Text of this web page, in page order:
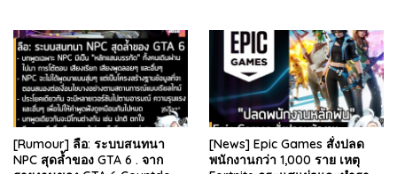
[Rumour] ลือ: ระบบสนทนา
NPC สุดล้ำของ GTA 6 . จาก
[News] Epic Games สั่งปลด
พนักงานกว่า 1,000 ราย เหตุ